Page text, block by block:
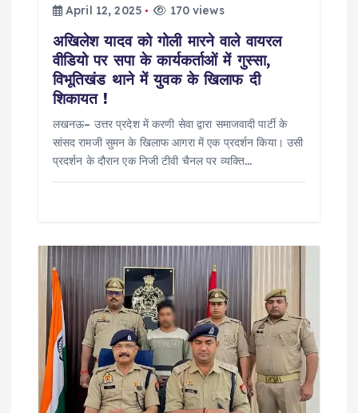
April 12, 2025
170 views
अखिलेश यादव को गोली मारने वाले वायरल
वीडियो पर सपा के कार्यकर्ताओं में गुस्सा,
विभूतिखंड थाने में युवक के खिलाफ दी
शिकायत !
लखनऊ– उत्तर प्रदेश में करणी सेवा द्वारा समाजवादी पार्टी के
सांसद रामजी सुमन के खिलाफ आगरा में एक प्रदर्शन किया। उसी
प्रदर्शन के दौरान एक निजी टीवी चैनल पर व्यक्ति…